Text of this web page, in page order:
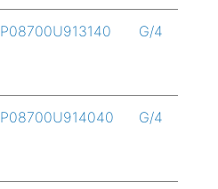
P08700U913140 G/4
P08700U914040 G/4